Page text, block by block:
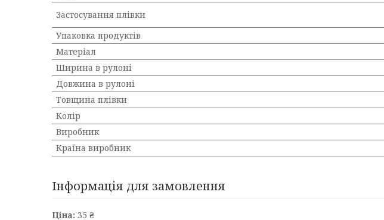
Застосування плівки
Упаковка продуктів
Матеріал
Ширина в рулоні
Довжина в рулоні
Товщина плівки
Колір
Виробник
Країна виробник
Інформація для замовлення
Ціна: 35 ₴